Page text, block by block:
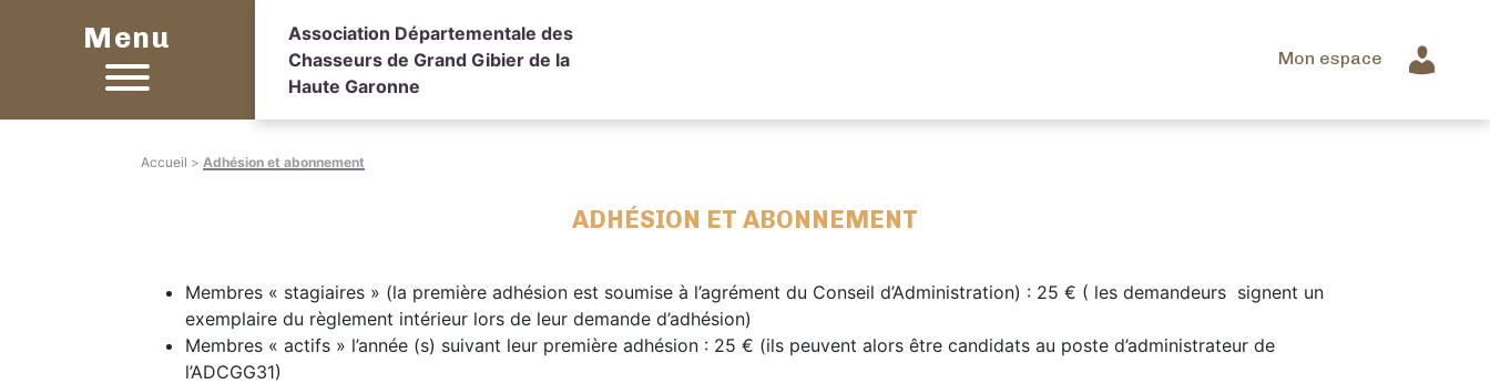
Menu
Association Départementale des
Chasseurs de Grand Gibier de la
Haute Garonne
Mon espace
Accueil > Adhésion et abonnement
ADHÉSION ET ABONNEMENT
Membres « stagiaires » (la première adhésion est soumise à l’agrément du Conseil d’Administration) : 25 € ( les demandeurs signent un
exemplaire du règlement intérieur lors de leur demande d’adhésion)
Membres « actifs » l’année (s) suivant leur première adhésion : 25 € (ils peuvent alors être candidats au poste d’administrateur de
l’ADCGG31)